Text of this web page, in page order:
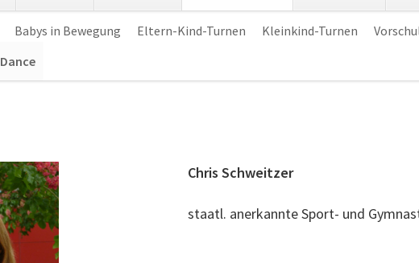
Babys in Bewegung Eltern-Kind-Turnen Kleinkind-Turnen
Dance
Chris Schweitzer
staatl. anerkannte Sport- und